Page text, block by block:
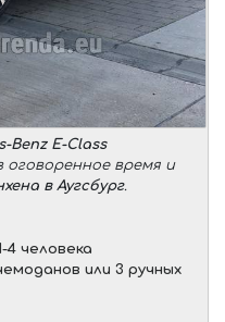
Benz E-Class
оговоренное время и
в Аугсбург.
4 человека
или 3 ручных